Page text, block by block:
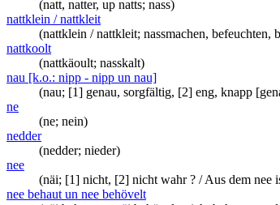
(natt, natter, up natts; nass)
nattklein / nattkleit
(nattklein / nattkleit; nassmachen, befeuchten,
nattkoolt
(nattkäoult; nasskalt)
nau [k.o.: nipp - nipp un nau]
(nau; [1] genau, sorgfältig, [2] eng, knapp
ne
(ne; nein)
nedder
(nedder; nieder)
nee
(näi; [1] nicht, [2] nicht wahr ? / Aus dem nee
nee behaut un nee behövelt